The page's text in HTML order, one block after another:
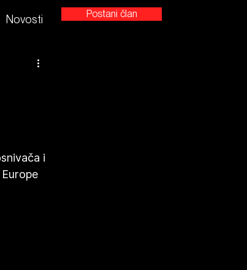
Novosti Postani član
i